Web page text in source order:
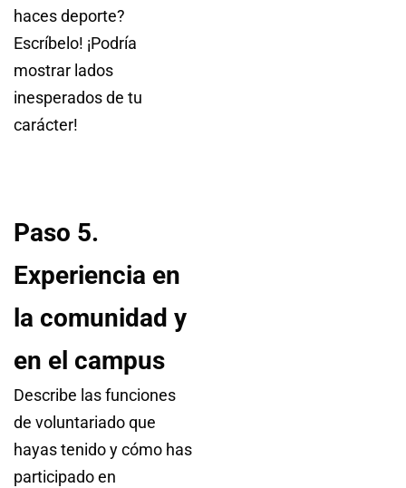
haces deporte?
Escríbelo! ¡Podría
mostrar lados
inesperados de tu
carácter!
Paso 5.
Experiencia en
la comunidad y
en el campus
Describe las funciones
de voluntariado que
hayas tenido y cómo has
participado en